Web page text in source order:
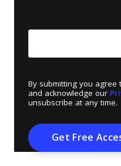
By submitting you agree
and acknowledge our
unsubscribe at any time.